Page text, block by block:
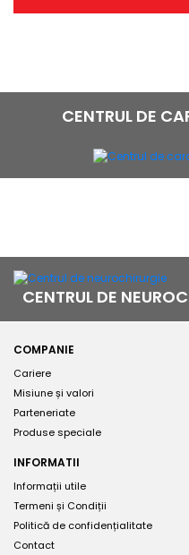
CENTRUL DE
CENTRUL DE
COMPANIE
Cariere
Misiune și valori
Parteneriate
Produse speciale
INFORMATII
Informații utile
Termeni și Condiții
Politică de confidențialitate
Contact